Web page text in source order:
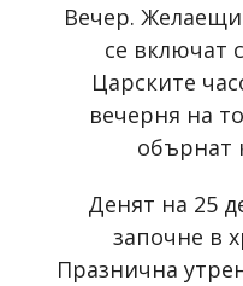
Вечер.
се включат
Царските
вечерня на
обърнат
Денят на 25
започне в
Празнична